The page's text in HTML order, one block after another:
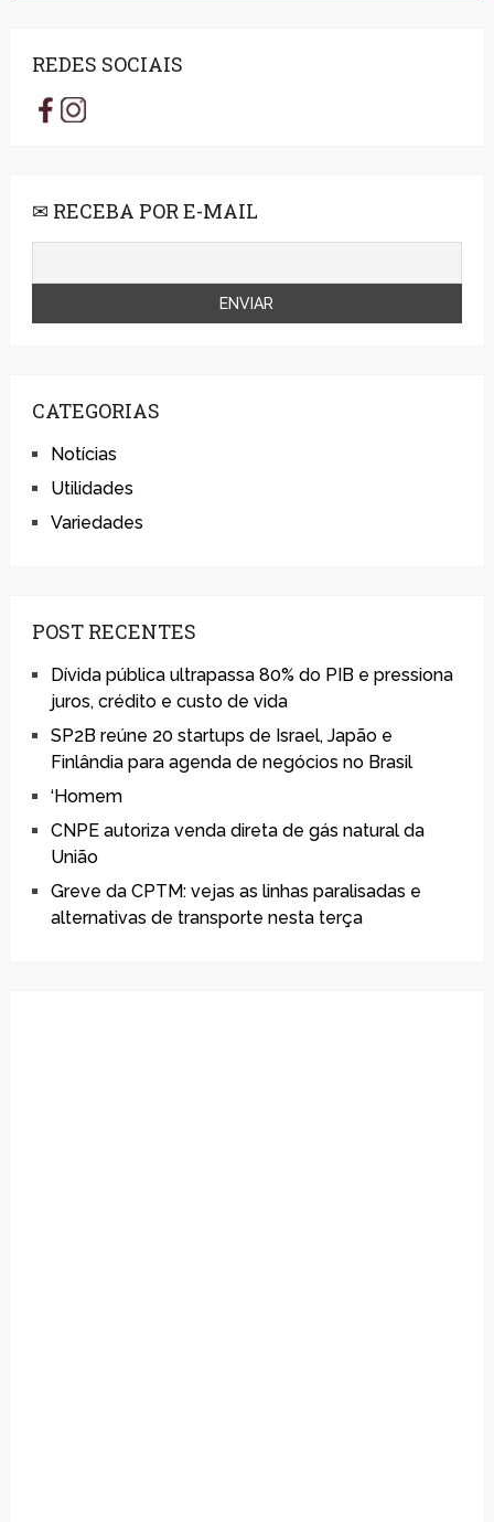
REDES SOCIAIS
✉ RECEBA POR E-MAIL
CATEGORIAS
Notícias
Utilidades
Variedades
POST RECENTES
Dívida pública ultrapassa 80% do PIB e pressiona
juros, crédito e custo de vida
SP2B reúne 20 startups de Israel, Japão e
Finlândia para agenda de negócios no Brasil
‘Homem
CNPE autoriza venda direta de gás natural da
União
Greve da CPTM: vejas as linhas paralisadas e
alternativas de transporte nesta terça